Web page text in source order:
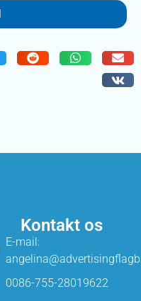
Kontakt os
E-mail:
0086-755-28019622